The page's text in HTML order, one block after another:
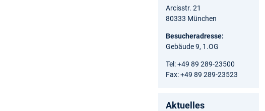
Arcisstr. 21
80333 München
Besucheradresse:
Gebäude 9, 1.OG
Tel: +49 89 289-23500
Fax: +49 89 289-23523
Aktuelles